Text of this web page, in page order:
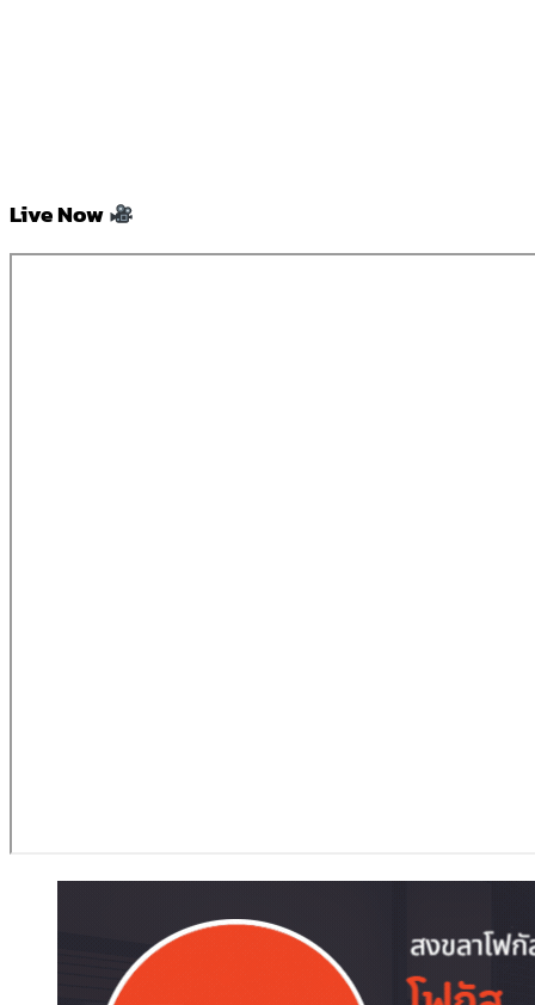
Live Now